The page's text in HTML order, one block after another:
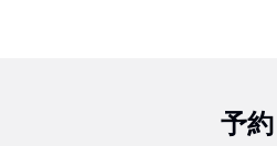
予約